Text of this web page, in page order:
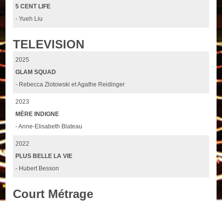
5 CENT LIFE
- Yueh Liu
TELEVISION
2025
GLAM SQUAD
- Rebecca Zlotowski et Agathe Reidinger
2023
MÈRE INDIGNE
- Anne-Elisabeth Blateau
2022
PLUS BELLE LA VIE
- Hubert Besson
Court Métrage